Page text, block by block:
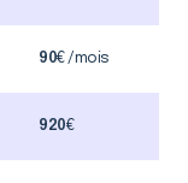
90€ /mois
920€